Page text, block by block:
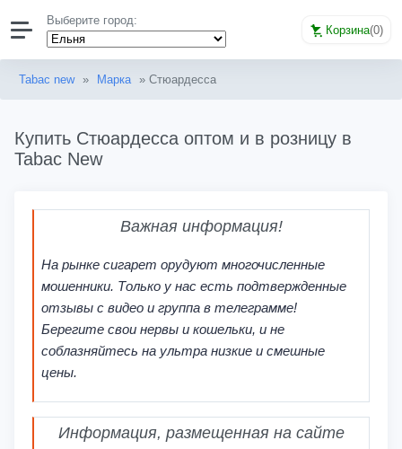
Выберите город:
Корзина(0)
Tabac new » Марка » Стюардесса
Купить Стюардесса оптом и в розницу в
Tabac New
Важная информация!
На рынке сигарет орудуют многочисленные
мошенники. Только у нас есть подтвержденные
отзывы с видео и группа в телеграмме!
Берегите свои нервы и кошельки, и не
соблазняйтесь на ультра низкие и смешные
цены.
Информация, размещенная на сайте